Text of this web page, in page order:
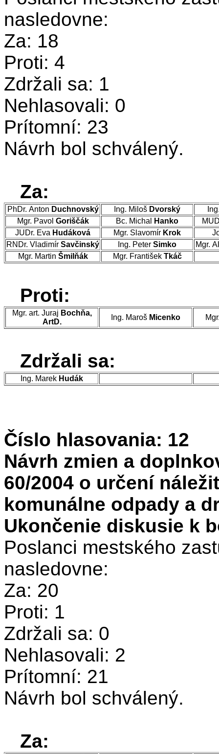
nasledovne:
Za: 18
Proti: 4
Zdržali sa: 1
Nehlasovali: 0
Prítomní: 23
Návrh bol schválený.
Za:
PhDr. Anton Duchnovský Ing. Miloš Dvorský
Mgr. Pavol Goriščák Bc. Michal Hanko
JUDr. Eva Hudáková Mgr. Slavomír Krok
RNDr. Vladimír Savčinský Ing. Peter Simko
Mgr.
Mgr. Martin Šmilňák Mgr. František Tkáč
Proti:
Mgr. art. Juraj Bochňa,
ArtD.
Ing. Maroš Micenko
Zdržali sa:
Ing. Marek Hudák
Číslo hlasovania: 12
Návrh zmien a
60/2004 o určení
komunálne odpady a
Ukončenie diskusie k
Poslanci mestského
nasledovne:
Za: 20
Proti: 1
Zdržali sa: 0
Nehlasovali: 2
Prítomní: 21
Návrh bol schválený.
Za: